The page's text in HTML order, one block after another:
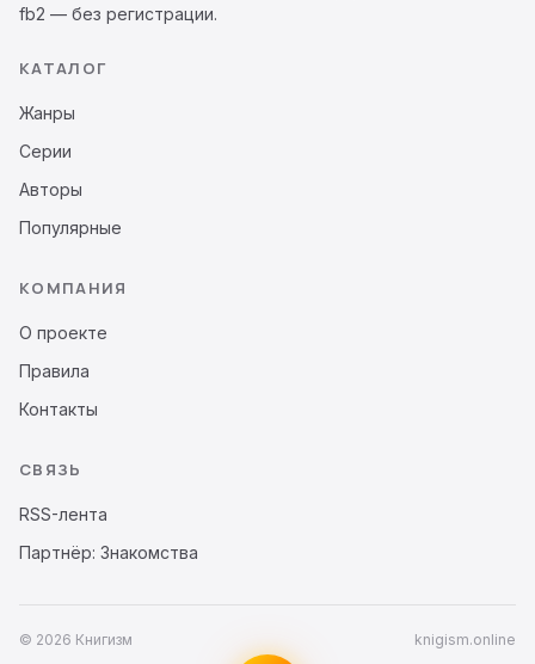
fb2 — без регистрации.
КАТАЛОГ
Жанры
Серии
Авторы
Популярные
КОМПАНИЯ
О проекте
Правила
Контакты
СВЯЗЬ
RSS-лента
Партнёр: Знакомства
© 2026 Книгизм knigism.online